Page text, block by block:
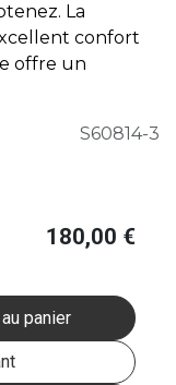
La
confort
offre un
S60814-3
panier
180,00 €